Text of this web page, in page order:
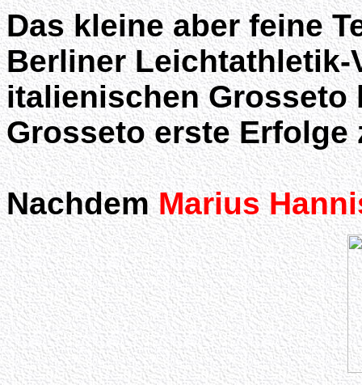
Das kleine aber feine
Berliner Leichtathletik-
italienischen Grosseto
Grosseto erste Erfolge
NachdemMarius